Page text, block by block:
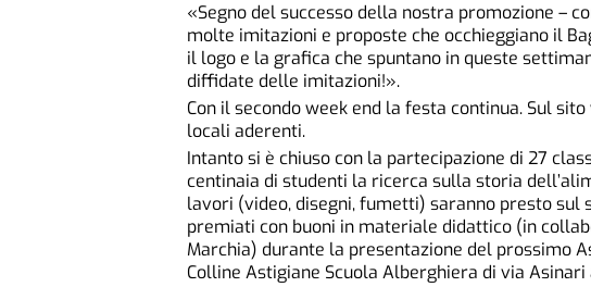
«Segno del successo della nostra promozione –
molte imitazioni e proposte che occhieggiano il
il logo e la grafica che spuntano in queste
diffidate delle imitazioni!».
Con il secondo week end la festa continua. Sul
locali aderenti.
Intanto si è chiuso con la partecipazione di 27
centinaia di studenti la ricerca sulla storia
lavori (video, disegni, fumetti) saranno presto sul
premiati con buoni in materiale didattico (in
Marchia) durante la presentazione del prossimo
Colline Astigiane Scuola Alberghiera di via Asinari